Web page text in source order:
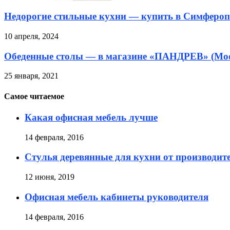
Недорогие стильные кухни — купить в
10 апреля, 2024
Обеденные столы — в магазине «ПАНДРЕВ»
25 января, 2021
Самое читаемое
Какая офисная мебель лучше
14 февраля, 2016
Стулья деревянные для кухни от
12 июня, 2019
Офисная мебель кабинеты руководителя
14 февраля, 2016